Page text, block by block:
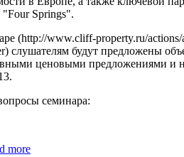
Springs".
(http://www.cliff-property.ru/actions/
слушателям будут предложены
ценовыми предложениями и
семинара:
more